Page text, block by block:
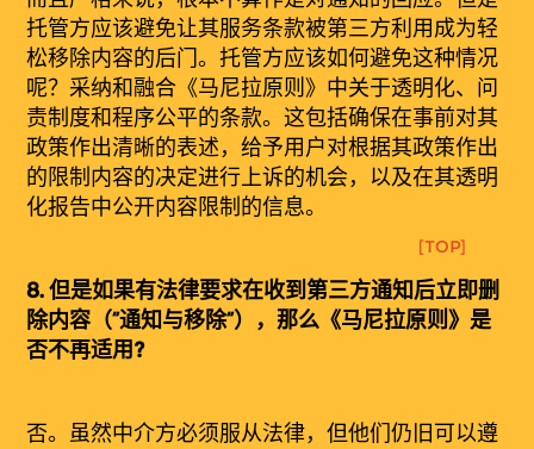
托管方应该避免让其服务条款被第三方利用成为轻
松移除内容的后门。托管方应该如何避免这种情况
呢？采纳和融合《马尼拉原则》中关于透明化、问
责制度和程序公平的条款。这包括确保在事前对其
政策作出清晰的表述，给予用户对根据其政策作出
的限制内容的决定进行上诉的机会，以及在其透明
化报告中公开内容限制的信息。
[TOP]
8.但是如果有法律要求在收到第三方通知后立即删
除内容（“通知与移除”），那么《马尼拉原则》是
否不再适用?
否。虽然中介方必须服从法律，但他们仍旧可以遵